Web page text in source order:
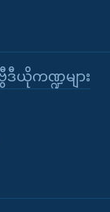
ယိုကဏ္ဍများ